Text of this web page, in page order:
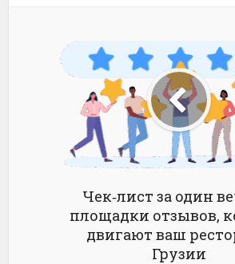
Чек‑лист за один
площадки отзывов,
двигают ваш
Грузии